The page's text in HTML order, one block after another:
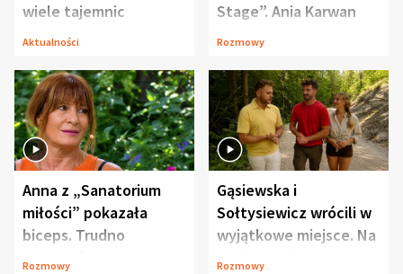
wiele tajemnic
Aktualności
Stage”. Ania Karwan
zapowiada
Rozmowy
Anna z „Sanatorium
miłości” pokazała
biceps. Trudno
uwierzyć, co przeszła
Rozmowy
Gąsiewska i
Sołtysiewicz wrócili w
wyjątkowe miejsce. Na
szlaku czekał
Rozmowy